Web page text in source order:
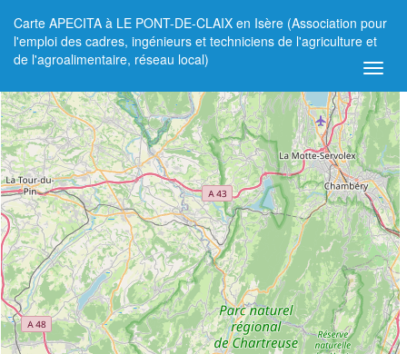
Carte APECITA à LE PONT-DE-CLAIX en Isère (Association pour
l'emploi des cadres, ingénieurs et techniciens de l'agriculture et
de l'agroalimentaire, réseau local)
+
−